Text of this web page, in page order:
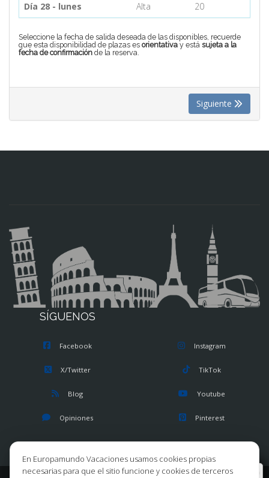
MÁS
Día 28 - lunes
Alta 20
Seleccione la fecha de salida deseada de las disponibles, recuerde
que esta disponibilidad de plazas es orientativa y está sujeta a la
fecha de confirmación de la reserva.
Siguiente
SÍGUENOS
Facebook
X/Twitter
Blog
Opiniones
Instagram
TikTok
Youtube
Pinterest
En Europamundo Vacaciones usamos cookies propias
necesarias para que el sitio funcione y cookies de terceros